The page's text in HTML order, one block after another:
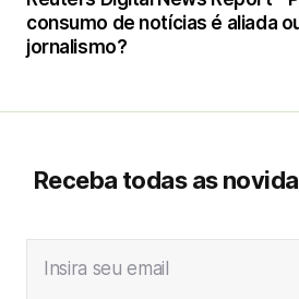
consumo de notícias é aliada
jornalismo?
Receba todas as
Insira seu email